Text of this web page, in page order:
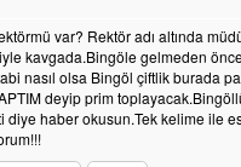
var? Rektör adı altında
kavgada.Bingöle gelmeden
nasıl olsa Bingöl çiftlik burada
deyip prim
diye haber okusun.Tek kelime ile